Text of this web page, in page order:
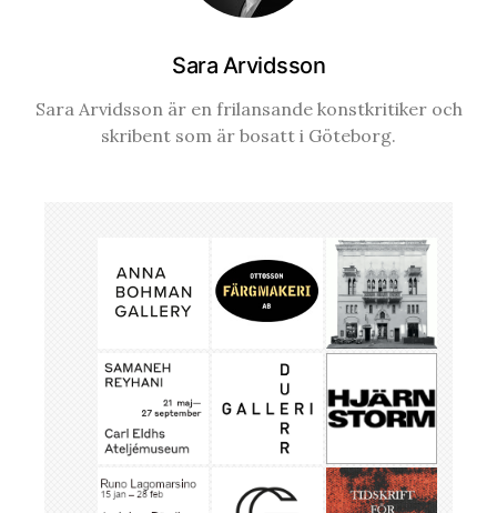
Sara Arvidsson
Sara Arvidsson är en frilansande konstkritiker och
skribent som är bosatt i Göteborg.